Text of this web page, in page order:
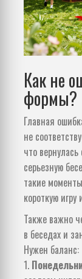
Как не
формы?
Главная
не
что
серьезную
такие
короткую
Также важно
в беседах и
Нужен баланс:
1.